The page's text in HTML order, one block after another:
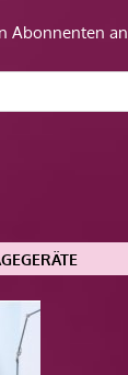
Abonnenten an